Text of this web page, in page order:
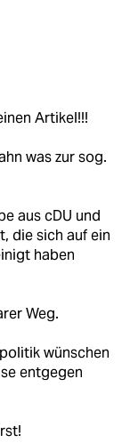
Artikel!!!
was zur sog.
aus cDU und
die sich auf ein
haben
Weg.
wünschen
entgegen